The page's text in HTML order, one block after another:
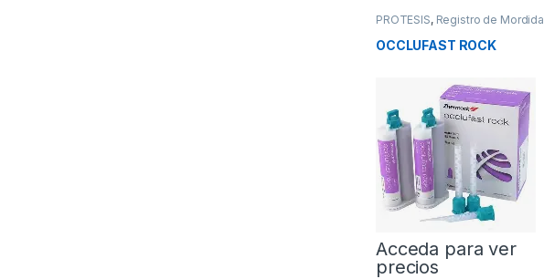
PROTESIS, Registro de Mordida
OCCLUFAST ROCK
Acceda para ver
precios